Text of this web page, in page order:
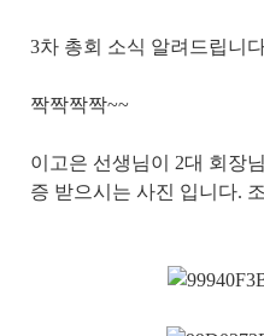
3차 총회 소식 알려드립니
짝짝짝짝~~
이고은 선생님이 2대 회장
증 받으시는 사진 입니다.